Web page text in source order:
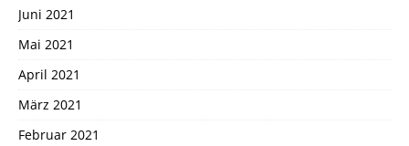
Juni 2021
Mai 2021
April 2021
März 2021
Februar 2021